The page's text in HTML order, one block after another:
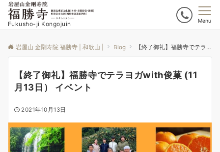
Fukusho-ji Kongojuin Menu
岩屋山 金剛寿院 福勝寺 | 和歌山 | Blog 【終了御礼】福勝寺でテラヨガwith俊菓 (11月13日） イベント
【終了御礼】福勝寺でテラヨガwith俊菓 (11
月13日） イベント
2021年10月13日